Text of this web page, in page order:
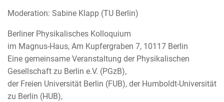
Moderation: Sabine Klapp (TU Berlin)
Berliner Physikalisches Kolloquium
im Magnus-Haus, Am Kupfergraben 7, 10117 Berlin
Eine gemeinsame Veranstaltung der Physikalischen
Gesellschaft zu Berlin e.V. (PGzB),
der Freien Universität Berlin (FUB), der Humboldt-Universität
zu Berlin (HUB),